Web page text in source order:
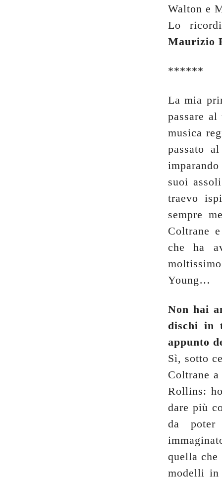
Walton e
Lo
Maurizio
******
La mia
passare
musica
passato
suoi
traevo
sempre
Coltrane
che ha
Young…
Non hai
dischi in
appunto
Sì, sotto
Coltrane
Rollins:
dare più
da poter
quella
modelli in